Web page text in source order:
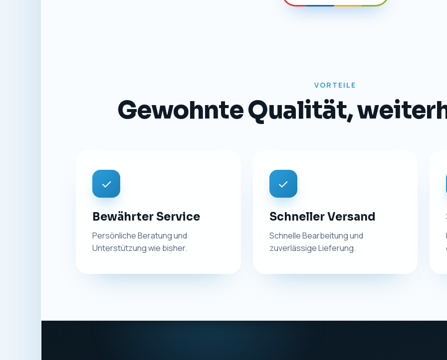
VORTEILE
Gewohnte Qualität,
✓
Bewährter Service
Persönliche Beratung und
Unterstützung wie bisher.
✓
Schneller Versand
Schnelle Bearbeitung und
zuverlässige Lieferung.